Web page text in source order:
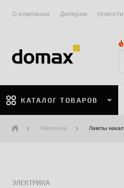
О компании Дилерам
КАТАЛОГ ТОВАРОВ
Лампочки Лампы
ЭЛЕКТРИКА